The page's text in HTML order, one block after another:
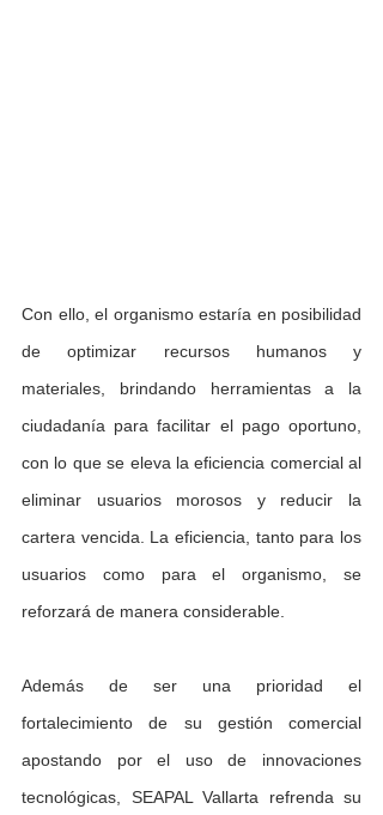
Con ello, el organismo estaría en posibilidad
de optimizar recursos humanos y
materiales, brindando herramientas a la
ciudadanía para facilitar el pago oportuno,
con lo que se eleva la eficiencia comercial al
eliminar usuarios morosos y reducir la
cartera vencida. La eficiencia, tanto para los
usuarios como para el organismo, se
reforzará de manera considerable.
Además de ser una prioridad el
fortalecimiento de su gestión comercial
apostando por el uso de innovaciones
tecnológicas, SEAPAL Vallarta refrenda su